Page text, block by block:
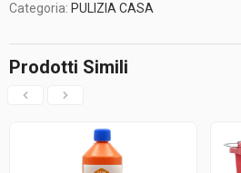
Categoria: PULIZIA CASA
Prodotti Simili